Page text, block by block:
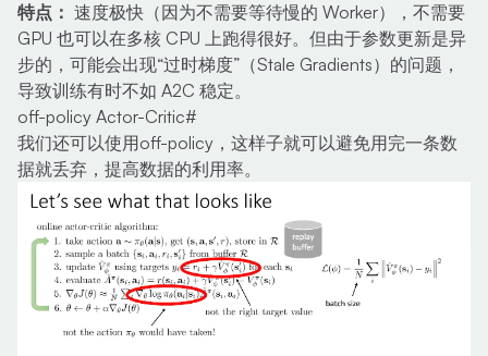
特点： 速度极快（因为不需要等待慢的 Worker），不需要
GPU 也可以在多核 CPU 上跑得很好。但由于参数更新是异
步的，可能会出现“过时梯度”（Stale Gradients）的问题，
导致训练有时不如 A2C 稳定。
off-policy Actor-Critic#
我们还可以使用off-policy，这样子就可以避免用完一条数
据就丢弃，提高数据的利用率。